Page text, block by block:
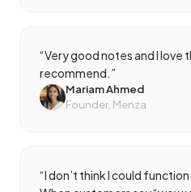
“Very good notes and I love
recommend.”
Mariam Ahmed
Founder, Menza
“I don’t think I could